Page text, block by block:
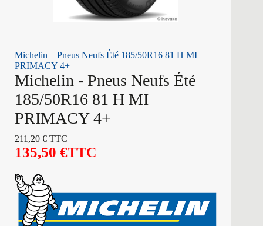
Michelin – Pneus Neufs Été 185/50R16 81 H MI
PRIMACY 4+
Michelin - Pneus Neufs Été
185/50R16 81 H MI
PRIMACY 4+
211,20€TTC
135,50 €TTC